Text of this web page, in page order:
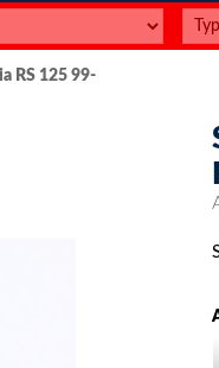
RS 125 99-